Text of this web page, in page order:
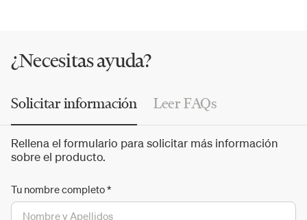
¿Necesitas ayuda?
Solicitar información Leer FAQs
Rellena el formulario para solicitar más información
sobre el producto.
Tu nombre completo*